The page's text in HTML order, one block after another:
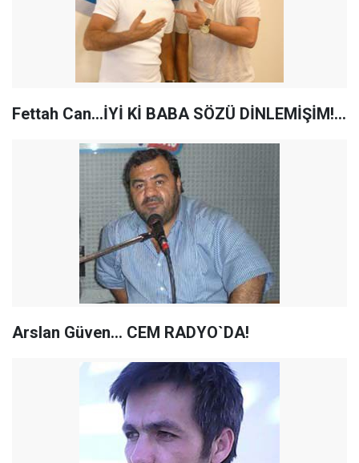
Fettah Can...İYİ Kİ BABA SÖZÜ DİNLEMİŞİM!...
Arslan Güven... CEM RADYO`DA!